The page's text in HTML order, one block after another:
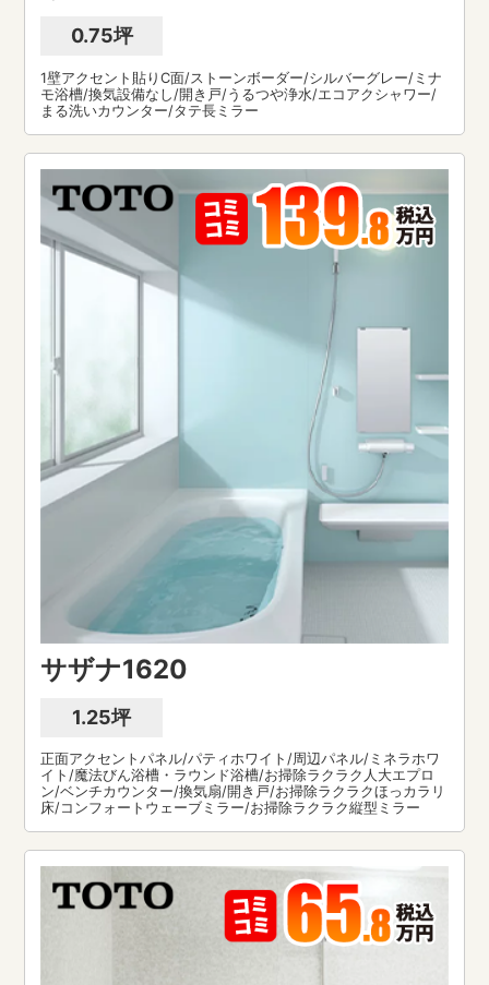
0.75坪
1壁アクセント貼りC面/ストーンボーダー/シルバーグレー/ミナ
モ浴槽/換気設備なし/開き戸/うるつや浄水/エコアクシャワー/
まる洗いカウンター/タテ長ミラー
サザナ1620
1.25坪
正面アクセントパネル/パティホワイト/周辺パネル/ミネラホワ
イト/魔法びん浴槽・ラウンド浴槽/お掃除ラクラク人大エプロ
ン/ベンチカウンター/換気扇/開き戸/お掃除ラクラクほっカラリ
床/コンフォートウェーブミラー/お掃除ラクラク縦型ミラー